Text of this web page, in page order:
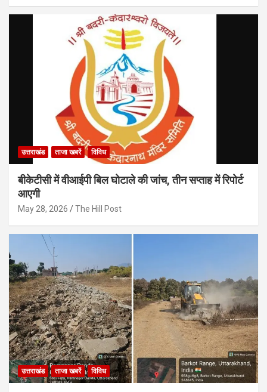
उत्तराखंड ताजा खबरें विविध
बीकेटीसी में वीआईपी बिल घोटाले की जांच, तीन सप्ताह में रिपोर्ट
आएगी
May 28, 2026 The Hill Post
उत्तराखंड ताजा खबरें विविध